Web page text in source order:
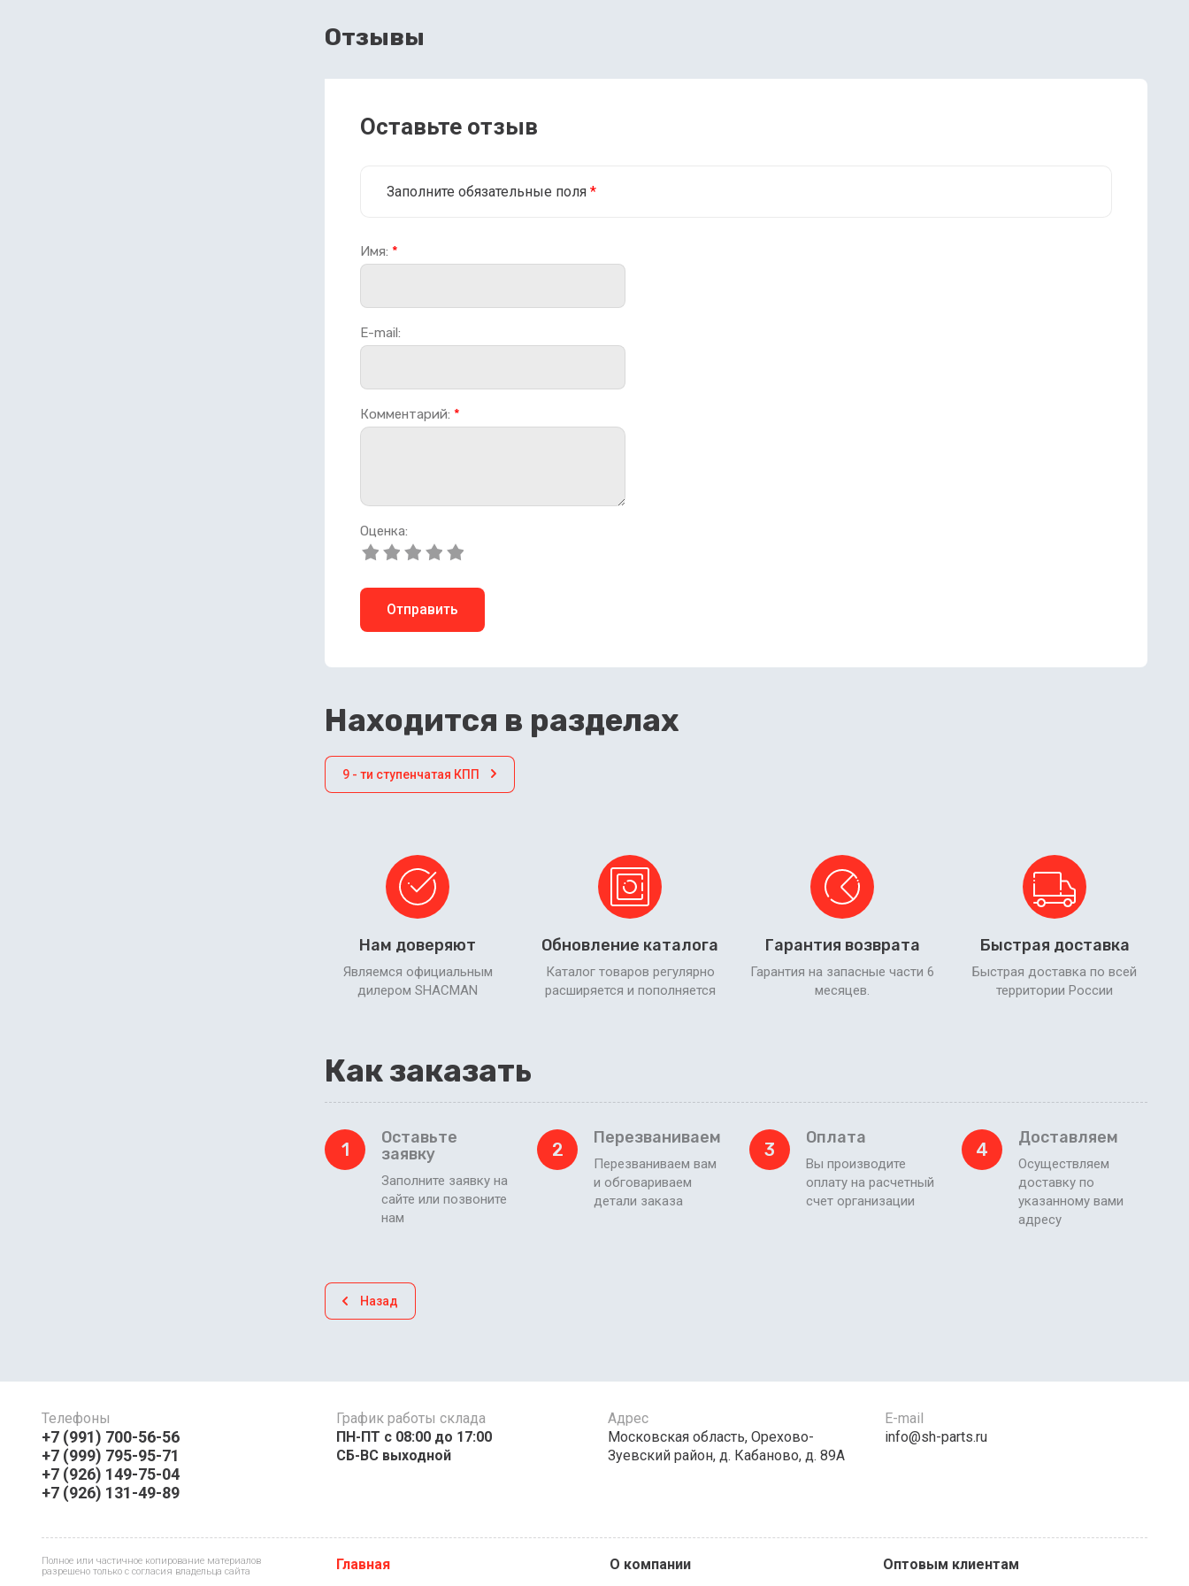
Отзывы
Оставьте отзыв
Заполните обязательные поля *
Имя: *
E-mail:
Комментарий: *
Оценка:
Отправить
Находится в разделах
9 - ти ступенчатая КПП
Нам доверяют
Являемся официальным
дилером SHACMAN
Обновление каталога
Каталог товаров регулярно
расширяется и пополняется
Гарантия возврата
Гарантия на запасные части 6
месяцев.
Быстрая доставка
Быстрая доставка по всей
территории России
Как заказать
1
Оставьте
заявку
Заполните заявку на
сайте или позвоните
нам
2
Перезваниваем
Перезваниваем вам
и обговариваем
детали заказа
3
Оплата
Вы производите
оплату на расчетный
счет организации
4
Доставляем
Осуществляем
доставку по
указанному вами
адресу
Назад
Телефоны
+7 (991) 700-56-56
+7 (999) 795-95-71
+7 (926) 149-75-04
+7 (926) 131-49-89
График работы склада
ПН-ПТ с 08:00 до 17:00 ​​​​​​
СБ-ВС выходной
Адрес
Московская область, Орехово-
Зуевский район, д. Кабаново, д. 89А
E-mail
info@sh-parts.ru
Полное или частичное копирование материалов
разрешено только с согласия владельца сайта
Главная О компании Оптовым клиентам